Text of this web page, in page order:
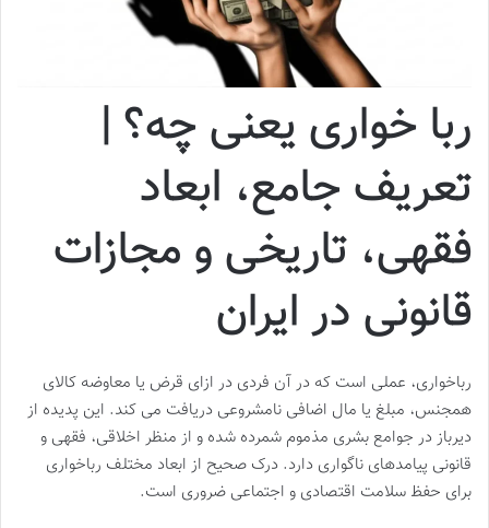
ربا خواری یعنی چه؟ |
تعریف جامع، ابعاد
فقهی، تاریخی و مجازات
قانونی در ایران
رباخواری، عملی است که در آن فردی در ازای قرض یا معاوضه کالای
همجنس، مبلغ یا مال اضافی نامشروعی دریافت می کند. این پدیده از
دیرباز در جوامع بشری مذموم شمرده شده و از منظر اخلاقی، فقهی و
قانونی پیامدهای ناگواری دارد. درک صحیح از ابعاد مختلف رباخواری
برای حفظ سلامت اقتصادی و اجتماعی ضروری است.